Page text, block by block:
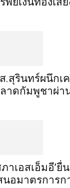
.สุรินทร์ผนึกเ
าดกัมพูชาผ่า
ภาเอสเอ็มอี’
นอมาตรการกา